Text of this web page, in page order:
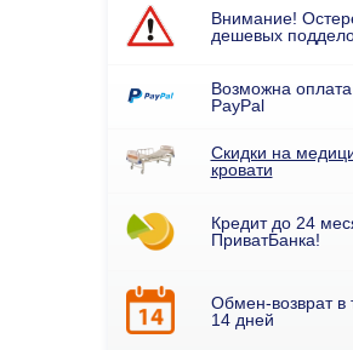
Внимание!
дешевых
Возможна
PayPal
Скидки на
кровати
Кредит до 24
ПриватБанка!
Обмен-возврат в
14 дней